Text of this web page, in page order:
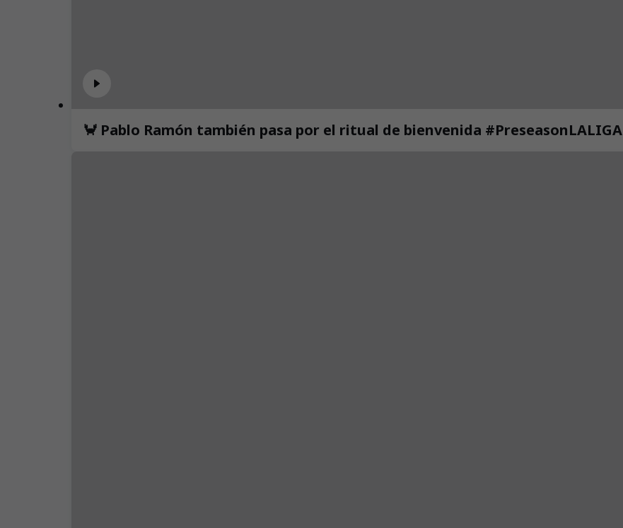
🦀 Pablo Ramón también pasa por el ritual de bienvenida #PreseasonLALIGA